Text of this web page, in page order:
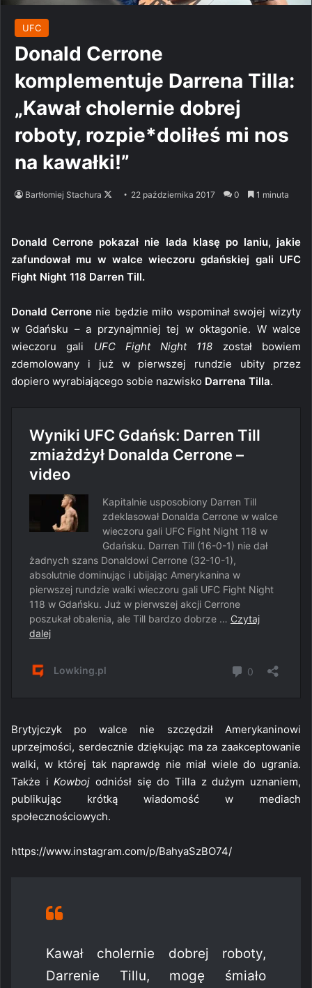
UFC
Donald Cerrone
komplementuje Darrena Tilla:
„Kawał cholernie dobrej
roboty, rozpie*doliłeś mi nos
na kawałki!”
Bartłomiej Stachura
Follow22 października 2017 0 1 minuta
Donald Cerrone pokazał nie lada klasę po laniu, jakie
zafundował mu w walce wieczoru gdańskiej gali UFC
Fight Night 118 Darren Till.
Donald Cerronenie będzie miło wspominał swojej wizyty
w Gdańsku – a przynajmniej tej w oktagonie. W walce
wieczoru gali UFC Fight Night 118 został bowiem
zdemolowany i już w pierwszej rundzie ubity przez
dopiero wyrabiającego sobie nazwisko Darrena Tilla.
Brytyjczyk po walce nie szczędził Amerykaninowi
uprzejmości, serdecznie dziękując ma za zaakceptowanie
walki, w której tak naprawdę nie miał wiele do ugrania.
Także iKowboj odniósł się do Tilla z dużym uznaniem,
publikując krótką wiadomość w mediach
społecznościowych.
https://www.instagram.com/p/BahyaSzBO74/
Kawał cholernie dobrej roboty,
Darrenie Tillu, mogę śmiało